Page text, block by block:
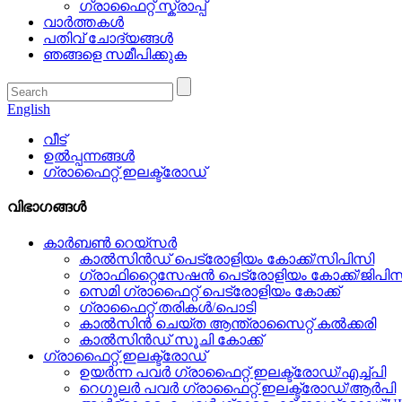
ഗ്രാഫൈറ്റ് സ്ക്രാപ്പ്
വാർത്തകൾ
പതിവ് ചോദ്യങ്ങൾ
ഞങ്ങളെ സമീപിക്കുക
English
വീട്
ഉൽപ്പന്നങ്ങൾ
ഗ്രാഫൈറ്റ് ഇലക്ട്രോഡ്
വിഭാഗങ്ങൾ
കാർബൺ റെയ്‌സർ
കാൽസിൻഡ് പെട്രോളിയം കോക്ക്/സിപിസി
ഗ്രാഫിറ്റൈസേഷൻ പെട്രോളിയം കോക്ക്/
സെമി ഗ്രാഫൈറ്റ് പെട്രോളിയം കോക്ക്
ഗ്രാഫൈറ്റ് തരികൾ/പൊടി
കാൽസിൻ ചെയ്ത ആന്ത്രാസൈറ്റ് കൽക്കരി
കാൽസിൻഡ് സൂചി കോക്ക്
ഗ്രാഫൈറ്റ് ഇലക്ട്രോഡ്
ഉയർന്ന പവർ ഗ്രാഫൈറ്റ് ഇലക്ട്രോഡ്/എച്ച്പി
റെഗുലർ പവർ ഗ്രാഫൈറ്റ് ഇലക്ട്രോഡ്/ആർപി